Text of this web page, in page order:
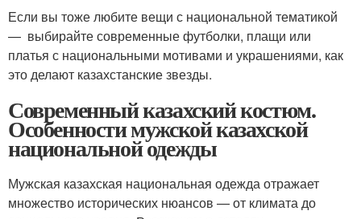
Если вы тоже любите вещи с национальной тематикой
— выбирайте современные футболки, плащи или
платья с национальными мотивами и украшениями, как
это делают казахстанские звезды.
Современный казахский костюм.
Особенности мужской казахской
национальной одежды
Мужская казахская национальная одежда отражает
множество исторических нюансов — от климата до